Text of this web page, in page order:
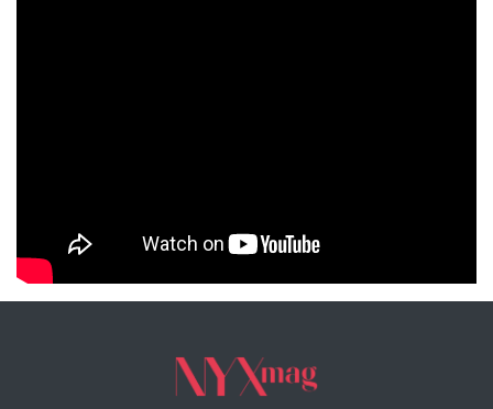
NYXmag 2. Yaş Kutlama Etkinliği